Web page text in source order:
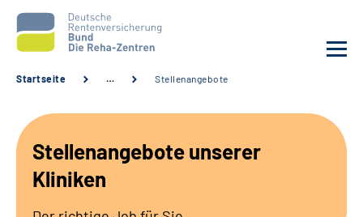
Unsere Kliniken
Startseite … Stellenangebote
Stellenangebote unserer
Kliniken